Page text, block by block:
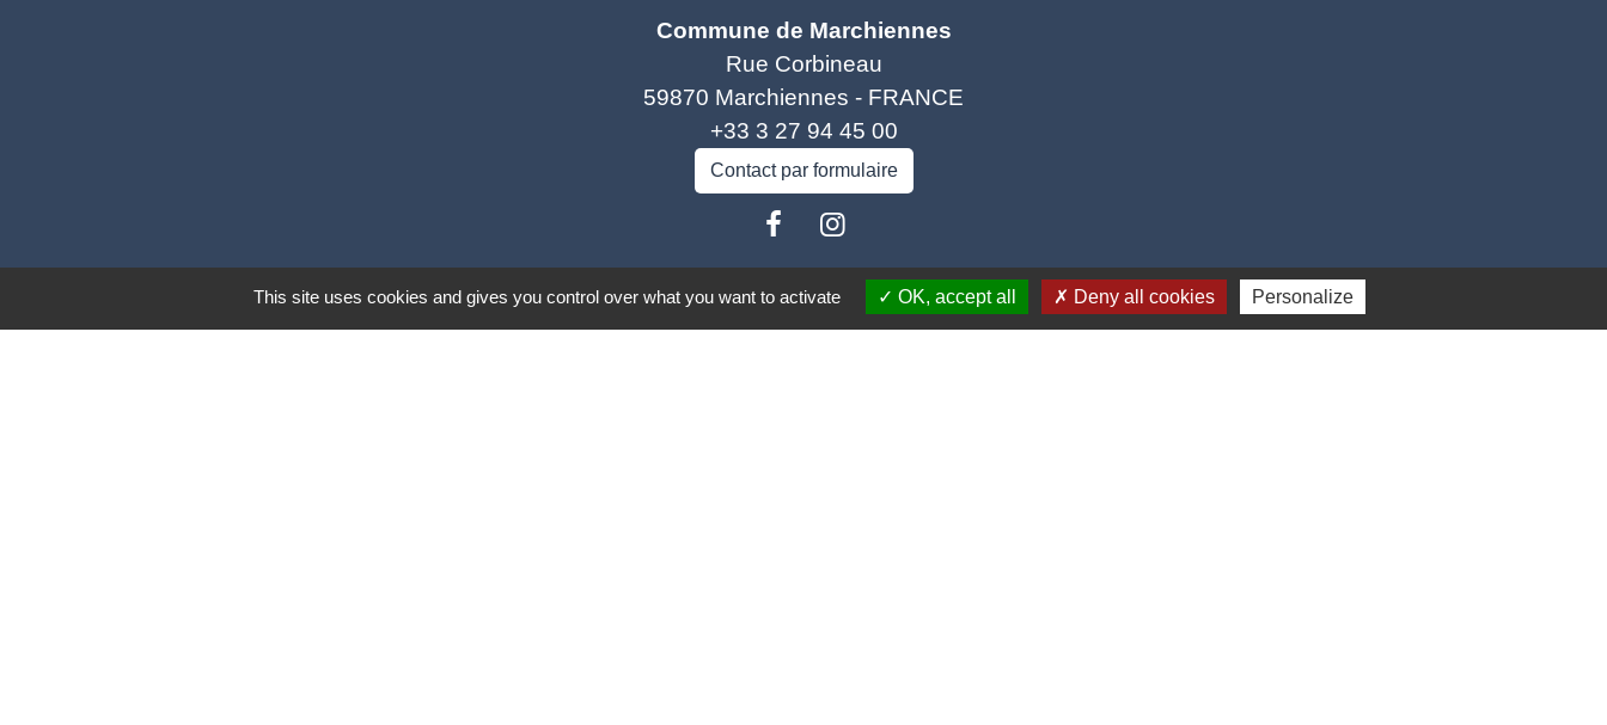
Commune de Marchiennes
Rue Corbineau
59870 Marchiennes - FRANCE
+33 3 27 94 45 00
Contact par formulaire
Liens Jumelage
This site uses cookies and gives you control over what you want to activate OK, accept all Deny all cookies Personalize